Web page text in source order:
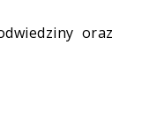
oraz